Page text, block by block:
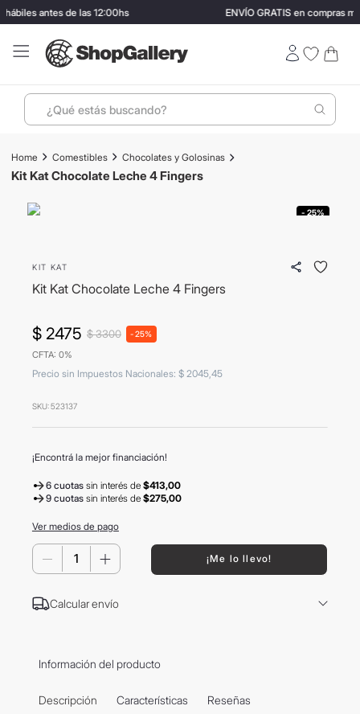
antes de las 12:00hs ENVÍO GRATIS en compras
¿Qué estás buscando?
Comestibles Chocolates y Golosinas
Kit Kat Chocolate Leche 4 Fingers
- 25%
KIT KAT
Kit Kat Chocolate Leche 4 Fingers
$ 2475 $3300 -25%
CFTA: 0%
Precio sin Impuestos Nacionales: $ 2045, 45
SKU:523137
¡Encontrá la mejor financiación!
6 cuotas sin interésde $413,00
9 cuotas sin interésde $275,00
Ver medios de pago
＋
－ ¡Me lo llevo!
Calcular envío
Información del producto
Descripción Características Reseñas
1. perfumes
5. vino
7 hugo boss
8. mochila
10. carolina herrera